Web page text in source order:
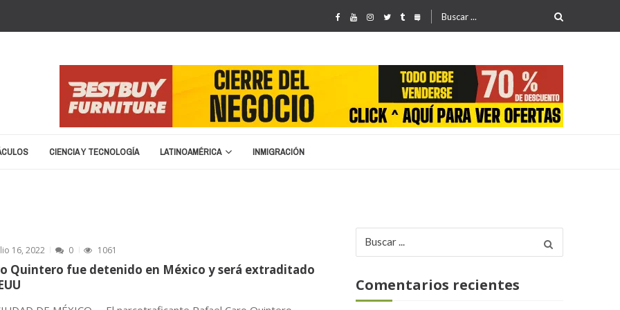
Buscar
CIENCIA Y TECNOLOGÍA LATINOAMÉRICA INMIGRACIÓN
cierre y liquidación
migratoria: “No vamos a devolver a un terrorist...
16, 2022 0 1061
Quintero fue detenido en México y será extraditado
por:
Comentarios recientes